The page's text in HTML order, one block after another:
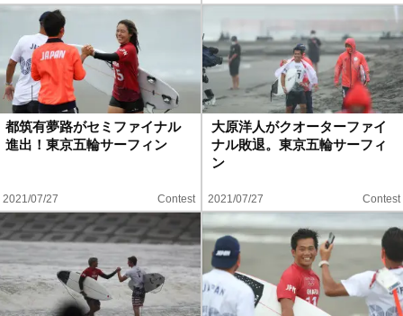
都筑有夢路がセミファイナル
進出！東京五輪サーフィン
2021/07/27 Contest
大原洋人がクオーターファイ
ナル敗退。東京五輪サーフィ
ン
2021/07/27 Contest